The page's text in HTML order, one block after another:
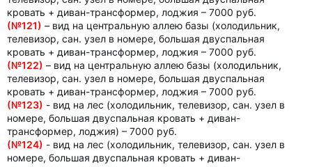
кровать + диван-трансформер, лоджия – 7000 руб.
(№121) – вид на центральную аллею базы (холодильник,
телевизор, сан. узел в номере, большая двуспальная
кровать + диван-трансформер, лоджия – 7000 руб.
(№122) – вид на центральную аллею базы (холодильник,
телевизор, сан. узел в номере, большая двуспальная
кровать + диван-трансформер, лоджия – 7000 руб.
(№123) - вид на лес (холодильник, телевизор, сан. узел в
номере, большая двуспальная кровать + диван-
трансформер, лоджия) – 7000 руб.
(№124) - вид на лес (холодильник, телевизор, сан. узел в
номере, большая двуспальная кровать + диван-